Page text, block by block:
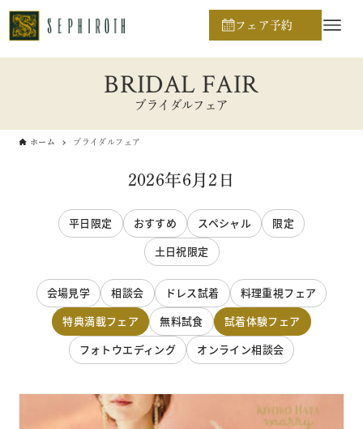
フェア予約
BRIDAL FAIR
ブライダルフェア
ホーム ブライダルフェア
2026年6月2日
平日限定 おすすめ スペシャル
限定
土日祝限定
会場見学 相談会 ドレス試着
料理重視フェア
特典満載フェア
無料試食
試着体験フェア
フォトウエディング
オンライン相談会